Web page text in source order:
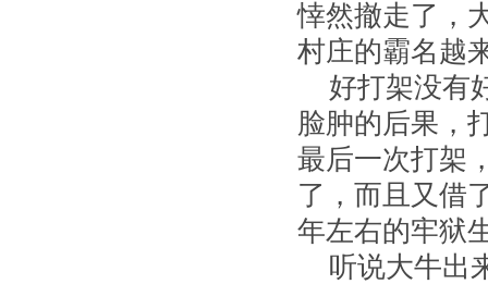
悻然撤走了，
村庄的霸名越
好打架没有
脸肿的后果，
最后一次打架
了，而且又借
年左右的牢狱
听说大牛出